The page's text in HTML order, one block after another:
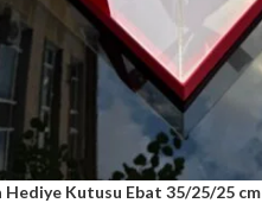
Hediye Kutusu Ebat 35/25/25 cm